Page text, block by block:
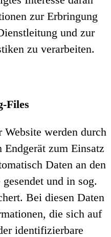
zur Erbringung
und zur
zu verarbeiten.
Files
werden durch
zum Einsatz
Daten an den
und in sog.
Bei diesen Daten
die sich auf
identifizierbare